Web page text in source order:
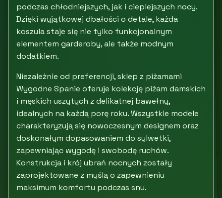
podczas chłodniejszych, jak i cieplejszych nocy.
Dzięki wyjątkowej dbałości o detale, każda
koszula staje się nie tylko funkcjonalnym
elementem garderoby, ale także modnym
dodatkiem.
Niezależnie od preferencji, sklep z piżamami
Wygodne Spanie oferuje kolekcję piżam damskich
i męskich uszytych z delikatnej bawełny,
idealnych na każdą porę roku. Wszystkie modele
charakteryzują się nowoczesnym designem oraz
doskonałym dopasowaniem do sylwetki,
zapewniając wygodę i swobodę ruchów.
Konstrukcja i krój ubrań nocnych zostały
zaprojektowane z myślą o zapewnieniu
maksimum komfortu podczas snu.